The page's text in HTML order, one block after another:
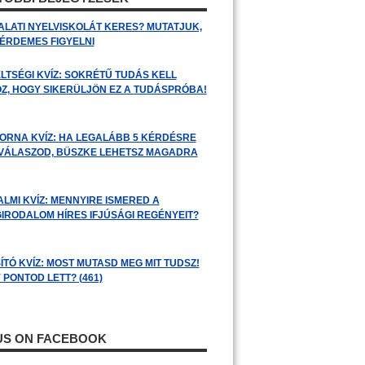
NYELVISKOLÁT KERES? MUTATJUK,
FIGYELNI
KVÍZ: SOKRÉTŰ TUDÁS KELL
HOGY SIKERÜLJÖN EZ A TUDÁSPRÓBA!
KVÍZ: HA LEGALÁBB 5 KÉRDÉSRE
BÜSZKE LEHETSZ MAGADRA
KVÍZ: MENNYIRE ISMERED A
HÍRES IFJÚSÁGI REGÉNYEIT?
KVÍZ: MOST MUTASD MEG MIT TUDSZ!
LETT? (461)
ON FACEBOOK